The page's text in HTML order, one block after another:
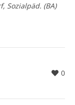
Sozialpäd. (BA)
0